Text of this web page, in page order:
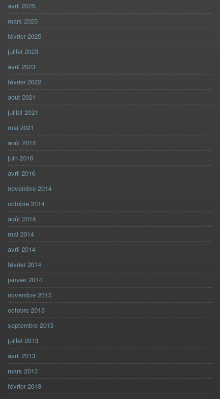
avril 2025
mars 2025
février 2025
juillet 2023
avril 2023
février 2022
août 2021
juillet 2021
mai 2021
août 2018
juin 2016
avril 2016
novembre 2014
octobre 2014
août 2014
mai 2014
avril 2014
février 2014
janvier 2014
novembre 2013
octobre 2013
septembre 2013
juillet 2013
avril 2013
mars 2013
février 2013